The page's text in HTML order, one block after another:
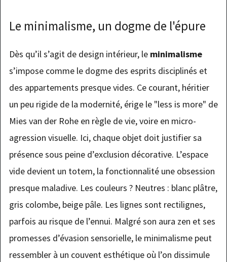
Le minimalisme, un dogme de l'épure
Dès qu’il s’agit de design intérieur, le minimalisme
s’impose comme le dogme des esprits disciplinés et
des appartements presque vides. Ce courant, héritier
un peu rigide de la modernité, érige le "less is more" de
Mies van der Rohe en règle de vie, voire en micro-
agression visuelle. Ici, chaque objet doit justifier sa
présence sous peine d’exclusion décorative. L’espace
vide devient un totem, la fonctionnalité une obsession
presque maladive. Les couleurs ? Neutres : blanc plâtre,
gris colombe, beige pâle. Les lignes sont rectilignes,
parfois au risque de l’ennui. Malgré son aura zen et ses
promesses d’évasion sensorielle, le minimalisme peut
ressembler à un couvent esthétique où l’on dissimule